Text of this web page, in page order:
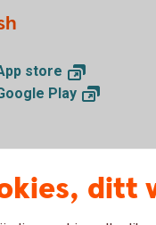
store
Play
ditt